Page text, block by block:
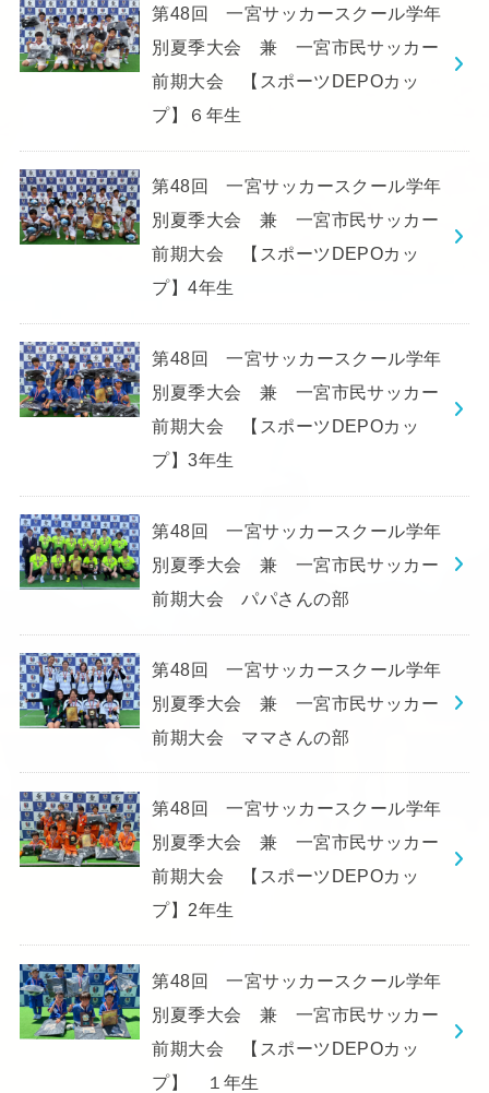
第48回 一宮サッカースクール学年
別夏季大会 兼 一宮市民サッカー
前期大会 【スポーツDEPOカッ
プ】６年生
第48回 一宮サッカースクール学年
別夏季大会 兼 一宮市民サッカー
前期大会 【スポーツDEPOカッ
プ】4年生
第48回 一宮サッカースクール学年
別夏季大会 兼 一宮市民サッカー
前期大会 【スポーツDEPOカッ
プ】3年生
第48回 一宮サッカースクール学年
別夏季大会 兼 一宮市民サッカー
前期大会 パパさんの部
第48回 一宮サッカースクール学年
別夏季大会 兼 一宮市民サッカー
前期大会 ママさんの部
第48回 一宮サッカースクール学年
別夏季大会 兼 一宮市民サッカー
前期大会 【スポーツDEPOカッ
プ】2年生
第48回 一宮サッカースクール学年
別夏季大会 兼 一宮市民サッカー
前期大会 【スポーツDEPOカッ
プ】 １年生